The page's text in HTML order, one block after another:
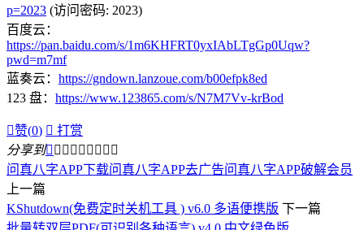
p=2023 (访问密码: 2023)
百度云：
https://pan.baidu.com/s/1m6KHFRT0yxIAbLTgGp0Uqw?
pwd=m7mf
蓝奏云： https://gndown.lanzoue.com/b00efpk8ed
123 盘： https://www.123865.com/s/N7M7Vv-krBod
赞(0)  打赏
分享到        
问真八字APP下载问真八字APP去广告问真八字APP破解会员
上一篇
KShutdown(免费定时关机工具 ) v6.0 多语便携版 下一篇